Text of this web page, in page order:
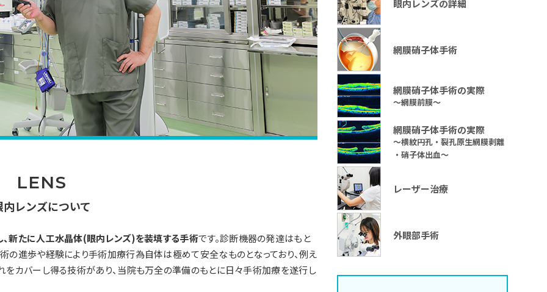
LENS
内レンズについて
新たに人工水晶体(眼内レンズ)を装填する手術です。診断機器の発達はもと
の進歩や経験により手術加療行為自体は極めて安全なものとなっており、例え
をカバーし得る技術があり、当院も万全の準備のもとに日々手術加療を遂行し
眼内レンズの詳細
網膜硝子体手術
網膜硝子体手術の実際
～網膜前膜～
網膜硝子体手術の実際
～横紋円孔・裂孔原生網膜剥離
・硝子体出血～
レーザー治療
外眼部手術